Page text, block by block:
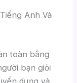
Anh Và
toàn bằng
bạn giỏi
dụng và